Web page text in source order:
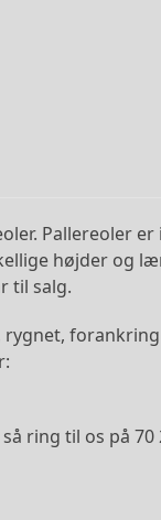
Pallereoler er
højder og
til salg.
ring til os på 70